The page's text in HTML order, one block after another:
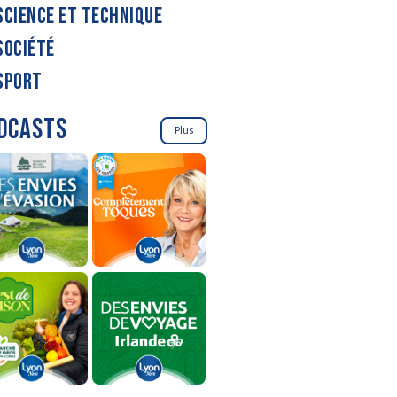
ET TECHNIQUE
Plus